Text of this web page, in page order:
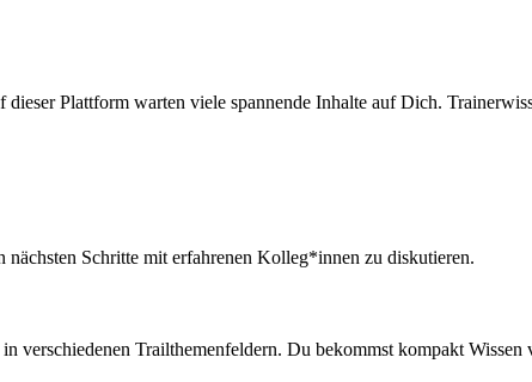
Plattform warten viele spannende Inhalte auf Dich.
Schritte mit erfahrenen Kolleg*innen zu diskutieren.
Trailthemenfeldern. Du bekommst kompakt